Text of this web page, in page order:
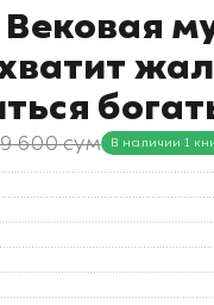
600 сум В наличии 1